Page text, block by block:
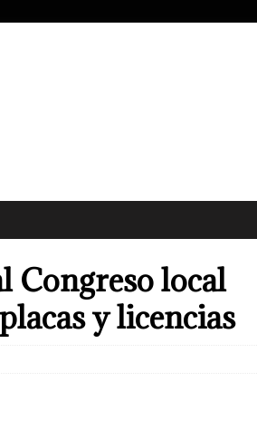
Congreso local
y licencias